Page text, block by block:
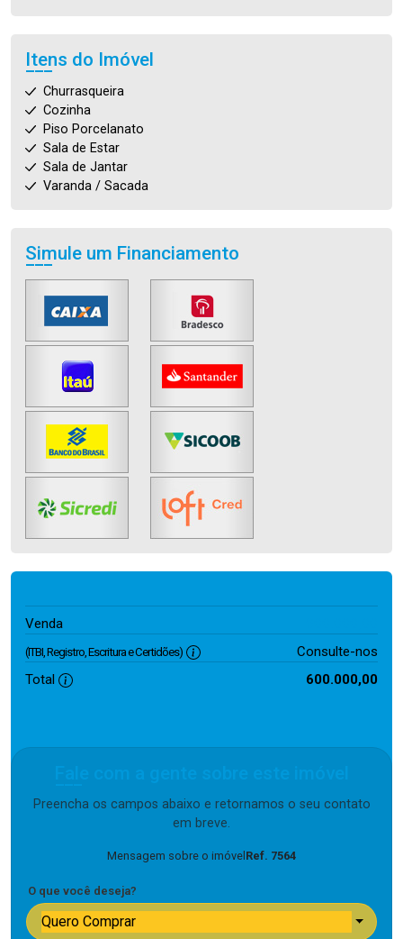
Itens do Imóvel
Churrasqueira
Cozinha
Piso Porcelanato
Sala de Estar
Sala de Jantar
Varanda / Sacada
Simule um Financiamento
Venda
(ITBI, Registro, Escritura e Certidões)
Consulte-nos
Total
600.000,00
Preencha os campos abaixo e retornamos o seu contato
em breve.
Mensagem sobre o imóvel Ref. 7564
O que você deseja?
Quero Comprar